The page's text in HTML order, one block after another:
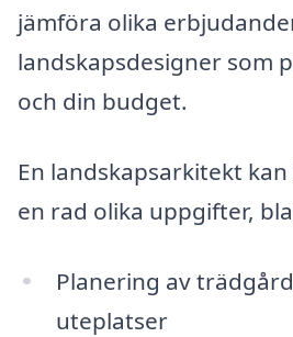
jämföra olika
landskapsdesigner som
och din budget.
En landskapsarkitekt
en rad olika uppgifter,
Planering av
uteplatser